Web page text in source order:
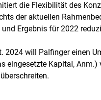
die Flexibilität des
der aktuellen
Ergebnis für 2022
will Palfinger einen
eingesetzte Kapital,